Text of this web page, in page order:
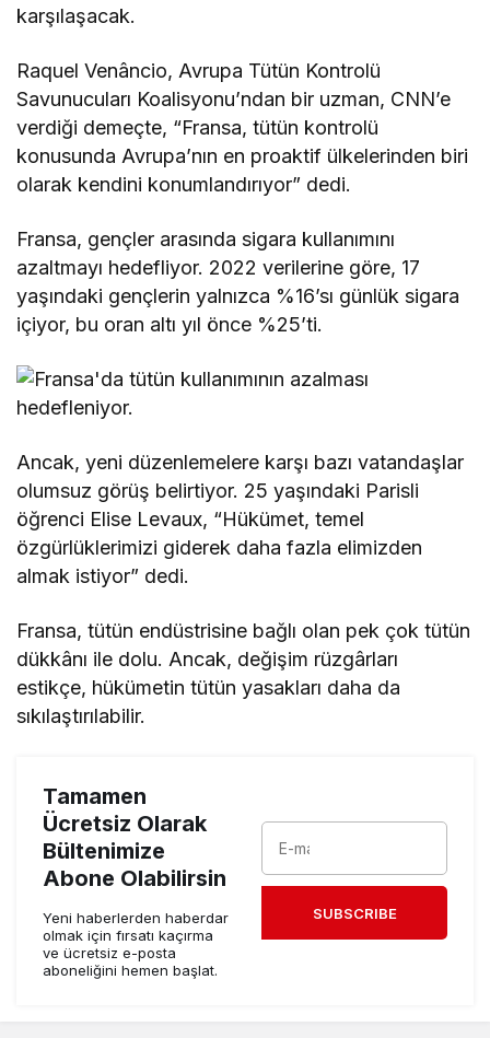
karşılaşacak.
Raquel Venâncio, Avrupa Tütün Kontrolü
Savunucuları Koalisyonu’ndan bir uzman, CNN’e
verdiği demeçte, “Fransa, tütün kontrolü
konusunda Avrupa’nın en proaktif ülkelerinden biri
olarak kendini konumlandırıyor” dedi.
Fransa, gençler arasında sigara kullanımını
azaltmayı hedefliyor. 2022 verilerine göre, 17
yaşındaki gençlerin yalnızca %16’sı günlük sigara
içiyor, bu oran altı yıl önce %25’ti.
Ancak, yeni düzenlemelere karşı bazı vatandaşlar
olumsuz görüş belirtiyor. 25 yaşındaki Parisli
öğrenci Elise Levaux, “Hükümet, temel
özgürlüklerimizi giderek daha fazla elimizden
almak istiyor” dedi.
Fransa, tütün endüstrisine bağlı olan pek çok tütün
dükkânı ile dolu. Ancak, değişim rüzgârları
estikçe, hükümetin tütün yasakları daha da
sıkılaştırılabilir.
Tamamen
Ücretsiz Olarak
Bültenimize
Abone Olabilirsin
Yeni haberlerden haberdar
olmak için fırsatı kaçırma
ve ücretsiz e-posta
aboneliğini hemen başlat.
SUBSCRIBE